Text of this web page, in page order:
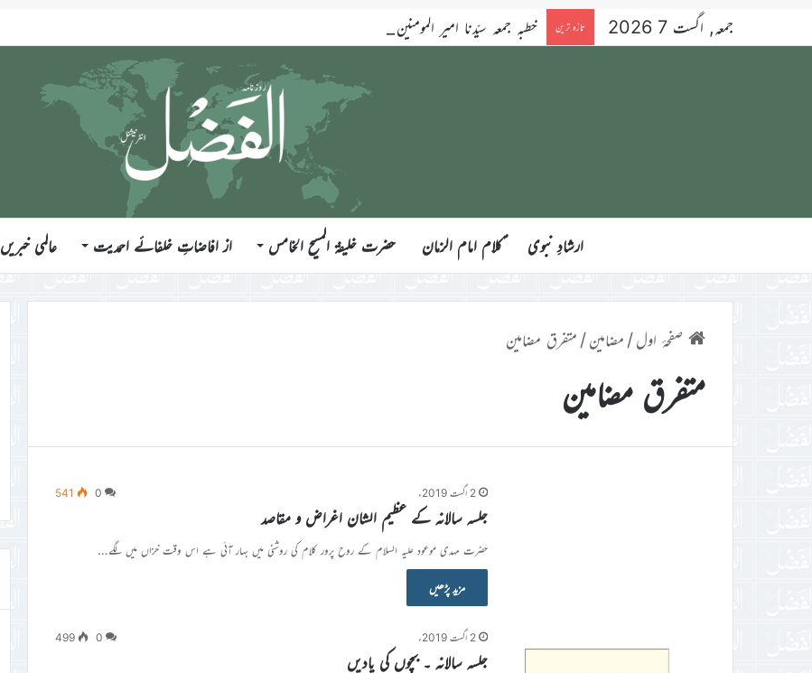
جمعہ, اگست 7 2026 تازہ ترین خطبہ جمعہ سیّدنا امیر المومنین حضرت خلیفۃ المسیح الخامس ایّدہ اللہ تعالیٰ بنصرہ العزیز فرمودہ 17؍جولائی 2026ء
ارشادِ نبوی ؑکلام امام الزمان حضرت خلیفۃ المسیح الخامس از افاضاتِ خلفائے احمدیت عالمی خبریں
صفحۂ اول/ مضامین/ متفرق مضامین
متفرق مضامین
2 اگست 2019ء 0
541
جلسہ سالانہ کے عظیم الشان اغراض و مقاصد
حضرت مہدی موعود علیہ السلام کے روح پرور کلام کی روشنی میں بہار آئی ہے اس وقت خزاں میں لگے…
مزید پڑھیں
2 اگست 2019ء 0
499
جلسہ سالانہ ۔ بچوں کی یادیں